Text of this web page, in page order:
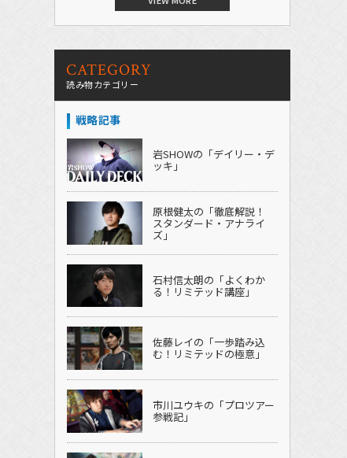
CATEGORY
読み物カテゴリー
戦略記事
岩SHOWの「デイリー・デ
ッキ」
原根健太の「徹底解説！
スタンダード・アナライ
ズ」
石村信太朗の「よくわか
る！リミテッド講座」
佐藤レイの「一歩踏み込
む！リミテッドの極意」
市川ユウキの「プロツアー
参戦記」